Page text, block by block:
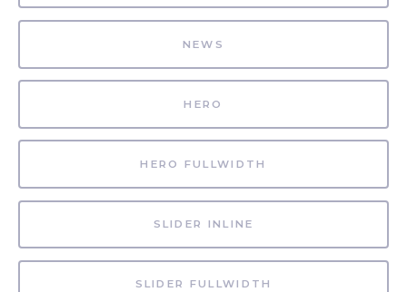
NEWS
HERO
HERO FULLWIDTH
SLIDER INLINE
SLIDER FULLWIDTH